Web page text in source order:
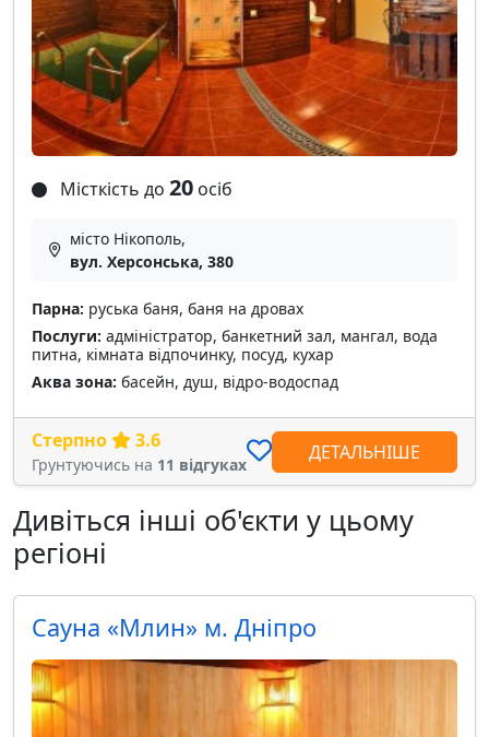
Місткість до 20 осіб
місто Нікополь,
вул. Херсонська, 380
Парна: руська баня, баня на дровах
Послуги: адміністратор, банкетний зал, мангал, вода
питна, кімната відпочинку, посуд, кухар
Аква зона: басейн, душ, відро-водоспад
Стерпно 3.6
Грунтуючись на 11 відгуках
ДЕТАЛЬНІШЕ
Дивіться інші об'єкти у цьому
регіоні
Сауна «Млин» м. Дніпро